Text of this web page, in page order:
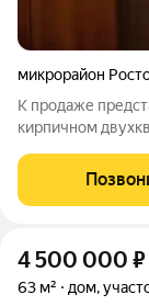
микрорайон
К продаже
кирпичном
потолок,теплый
плиткой. Комнаты
4 500 000 ₽
63 м² дом,